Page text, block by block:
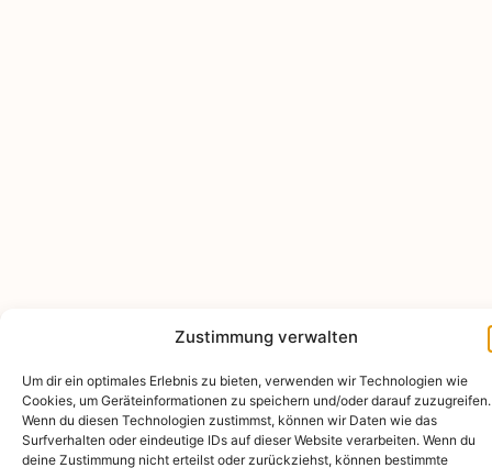
Zustimmung verwalten
Um dir ein optimales Erlebnis zu bieten, verwenden wir Technologien wie
Cookies, um Geräteinformationen zu speichern und/oder darauf zuzugreifen.
Wenn du diesen Technologien zustimmst, können wir Daten wie das
Surfverhalten oder eindeutige IDs auf dieser Website verarbeiten. Wenn du
deine Zustimmung nicht erteilst oder zurückziehst, können bestimmte